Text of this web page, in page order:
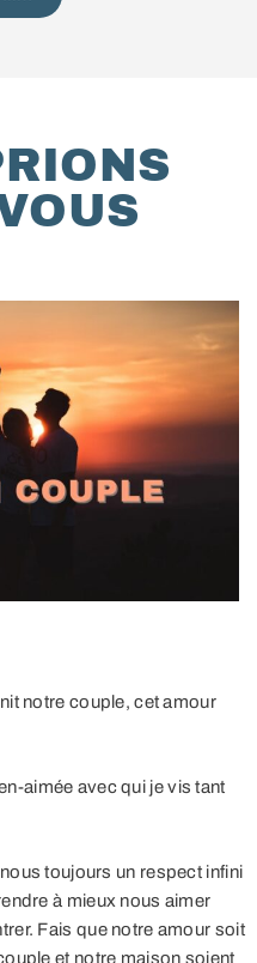
notre couple, cet amour
aimée avec qui je vis tant
toujours un respect infini
à mieux nous aimer
Fais que notre amour soit
et notre maison soient